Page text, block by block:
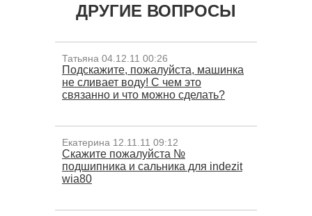
ДРУГИЕ ВОПРОСЫ
Татьяна 04.12.11 00:26
Подскажите, пожалуйста, машинка
не сливает воду! С чем это
связанно и что можно сделать?
Екатерина 12.11.11 09:12
Cкажите пожалуйста №
подшипника и сальника для indezit
wia80